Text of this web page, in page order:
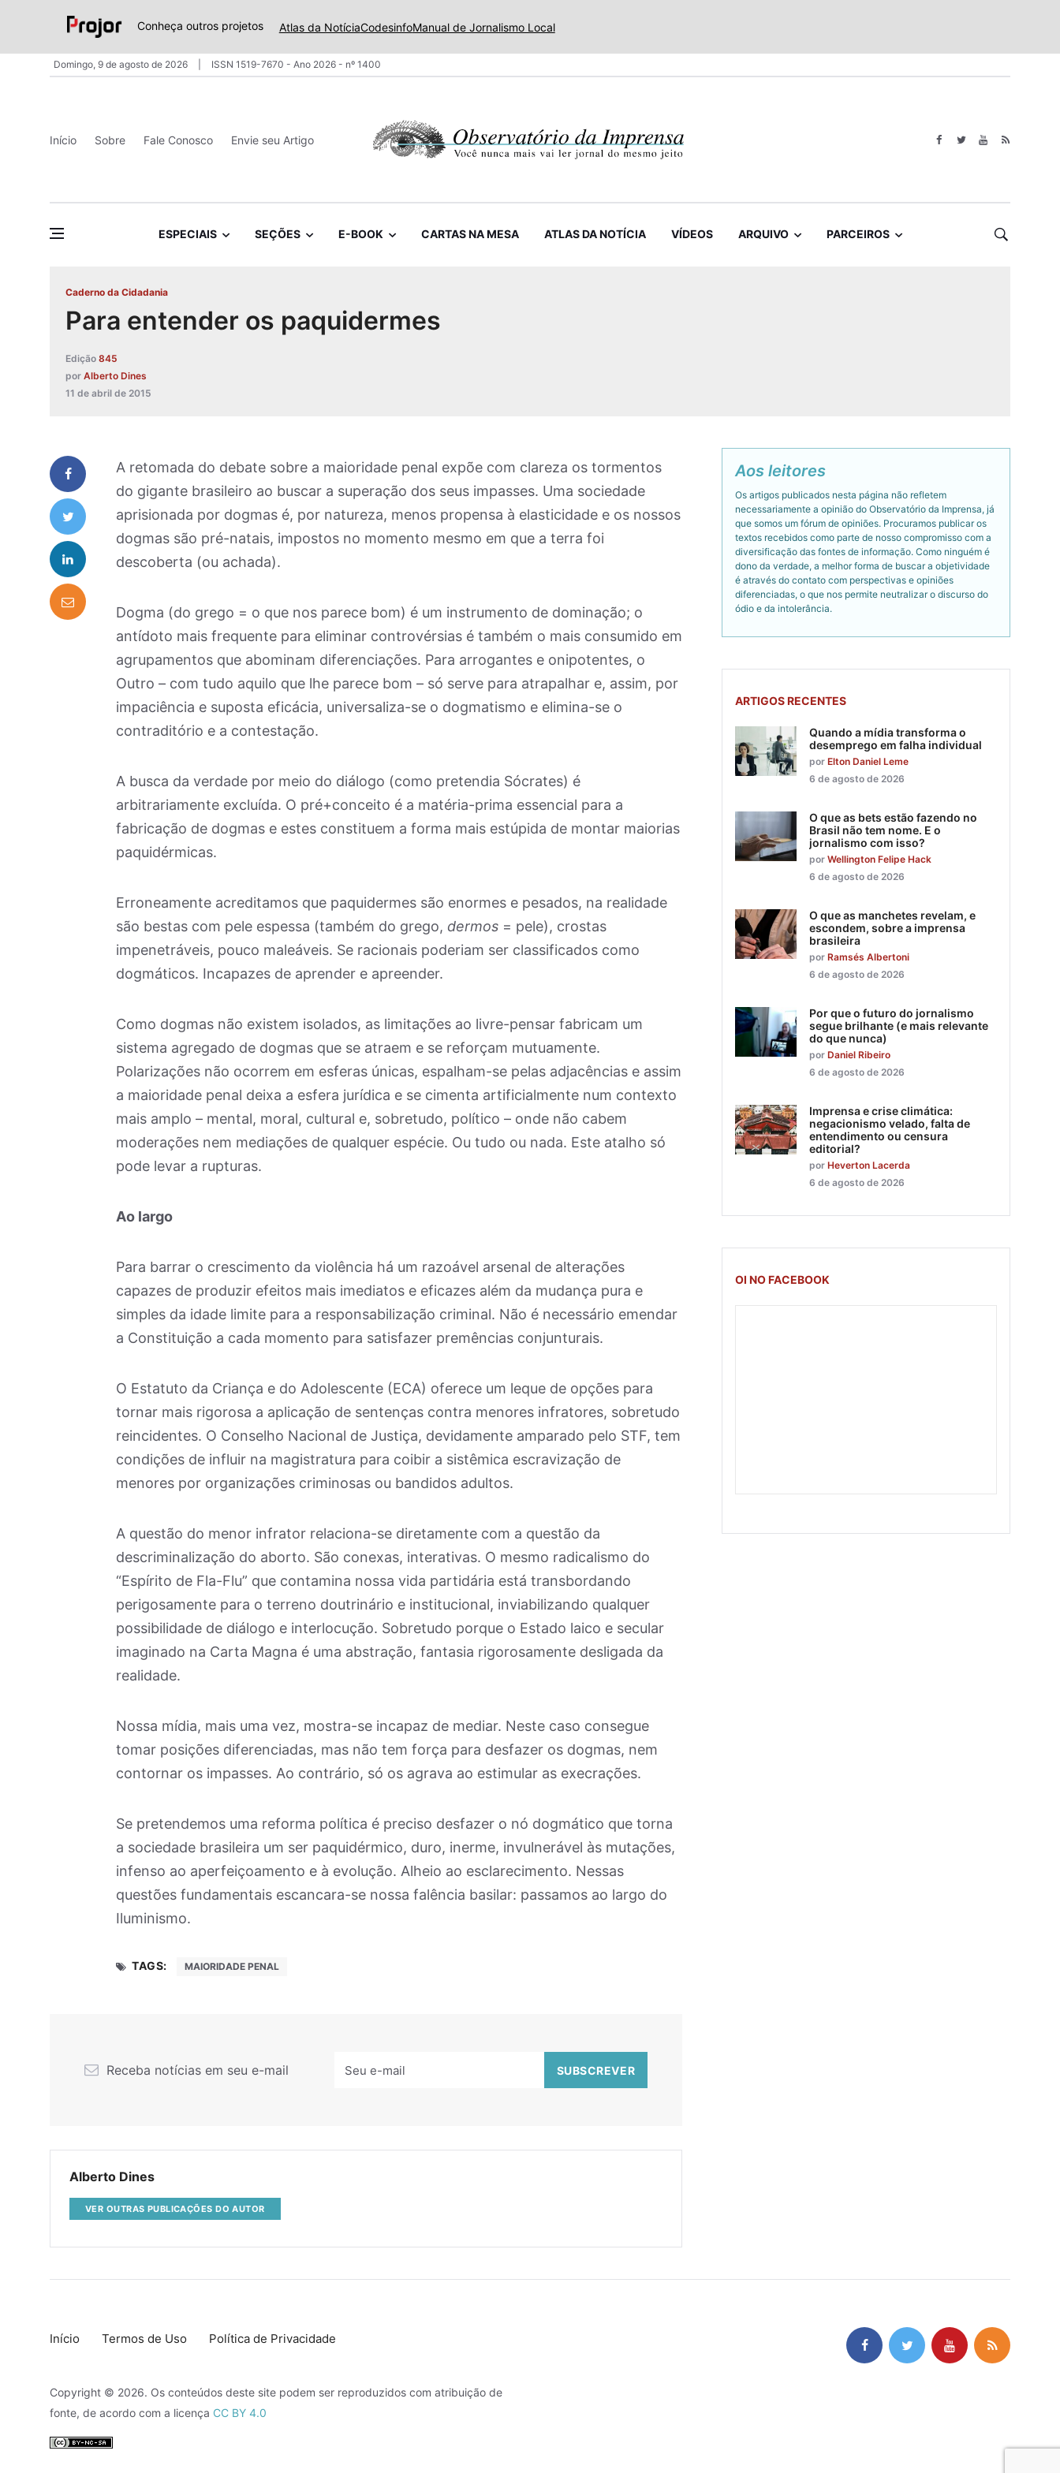
Conheça outros projetos Atlas da NotíciaCodesinfoManual de Jornalismo Local
Domingo, 9 de agosto de 2026 ISSN 1519-7670 - Ano 2026 - nº 1400
Início Sobre Fale Conosco Envie seu Artigo
ESPECIAIS SEÇÕES E-BOOK CARTAS NA MESA ATLAS DA NOTÍCIA VÍDEOS ARQUIVO PARCEIROS
Caderno da Cidadania
Para entender os paquidermes
Edição 845
por Alberto Dines
11 de abril de 2015
A retomada do debate sobre a maioridade penal expõe com clareza os tormentos
do gigante brasileiro ao buscar a superação dos seus impasses. Uma sociedade
aprisionada por dogmas é, por natureza, menos propensa à elasticidade e os nossos
dogmas são pré-natais, impostos no momento mesmo em que a terra foi
descoberta (ou achada).
Dogma (do grego = o que nos parece bom) é um instrumento de dominação; o
antídoto mais frequente para eliminar controvérsias é também o mais consumido em
agrupamentos que abominam diferenciações. Para arrogantes e onipotentes, o
Outro – com tudo aquilo que lhe parece bom – só serve para atrapalhar e, assim, por
impaciência e suposta eficácia, universaliza-se o dogmatismo e elimina-se o
contraditório e a contestação.
A busca da verdade por meio do diálogo (como pretendia Sócrates) é
arbitrariamente excluída. O pré+conceito é a matéria-prima essencial para a
fabricação de dogmas e estes constituem a forma mais estúpida de montar maiorias
paquidérmicas.
Erroneamente acreditamos que paquidermes são enormes e pesados, na realidade
são bestas com pele espessa (também do grego, dermos = pele), crostas
impenetráveis, pouco maleáveis. Se racionais poderiam ser classificados como
dogmáticos. Incapazes de aprender e apreender.
Como dogmas não existem isolados, as limitações ao livre-pensar fabricam um
sistema agregado de dogmas que se atraem e se reforçam mutuamente.
Polarizações não ocorrem em esferas únicas, espalham-se pelas adjacências e assim
a maioridade penal deixa a esfera jurídica e se cimenta artificialmente num contexto
mais amplo – mental, moral, cultural e, sobretudo, político – onde não cabem
moderações nem mediações de qualquer espécie. Ou tudo ou nada. Este atalho só
pode levar a rupturas.
Ao largo
Para barrar o crescimento da violência há um razoável arsenal de alterações
capazes de produzir efeitos mais imediatos e eficazes além da mudança pura e
simples da idade limite para a responsabilização criminal. Não é necessário emendar
a Constituição a cada momento para satisfazer premências conjunturais.
O Estatuto da Criança e do Adolescente (ECA) oferece um leque de opções para
tornar mais rigorosa a aplicação de sentenças contra menores infratores, sobretudo
reincidentes. O Conselho Nacional de Justiça, devidamente amparado pelo STF, tem
condições de influir na magistratura para coibir a sistêmica escravização de
menores por organizações criminosas ou bandidos adultos.
A questão do menor infrator relaciona-se diretamente com a questão da
descriminalização do aborto. São conexas, interativas. O mesmo radicalismo do
“Espírito de Fla-Flu” que contamina nossa vida partidária está transbordando
perigosamente para o terreno doutrinário e institucional, inviabilizando qualquer
possibilidade de diálogo e interlocução. Sobretudo porque o Estado laico e secular
imaginado na Carta Magna é uma abstração, fantasia rigorosamente desligada da
realidade.
Nossa mídia, mais uma vez, mostra-se incapaz de mediar. Neste caso consegue
tomar posições diferenciadas, mas não tem força para desfazer os dogmas, nem
contornar os impasses. Ao contrário, só os agrava ao estimular as execrações.
Se pretendemos uma reforma política é preciso desfazer o nó dogmático que torna
a sociedade brasileira um ser paquidérmico, duro, inerme, invulnerável às mutações,
infenso ao aperfeiçoamento e à evolução. Alheio ao esclarecimento. Nessas
questões fundamentais escancara-se nossa falência basilar: passamos ao largo do
Iluminismo.
TAGS: MAIORIDADE PENAL
Receba notícias em seu e-mail
Alberto Dines
VER OUTRAS PUBLICAÇÕES DO AUTOR
Aos leitores
Os artigos publicados nesta página não refletem
necessariamente a opinião do Observatório da Imprensa, já
que somos um fórum de opiniões. Procuramos publicar os
textos recebidos como parte de nosso compromisso com a
diversificação das fontes de informação. Como ninguém é
dono da verdade, a melhor forma de buscar a objetividade
é através do contato com perspectivas e opiniões
diferenciadas, o que nos permite neutralizar o discurso do
ódio e da intolerância.
ARTIGOS RECENTES
Quando a mídia transforma o
desemprego em falha individual
por Elton Daniel Leme
6 de agosto de 2026
O que as bets estão fazendo no
Brasil não tem nome. E o
jornalismo com isso?
por Wellington Felipe Hack
6 de agosto de 2026
O que as manchetes revelam, e
escondem, sobre a imprensa
brasileira
por Ramsés Albertoni
6 de agosto de 2026
Por que o futuro do jornalismo
segue brilhante (e mais relevante
do que nunca)
por Daniel Ribeiro
6 de agosto de 2026
Imprensa e crise climática:
negacionismo velado, falta de
entendimento ou censura
editorial?
por Heverton Lacerda
6 de agosto de 2026
OI NO FACEBOOK
Início Termos de Uso Política de Privacidade
Copyright © 2026. Os conteúdos deste site podem ser reproduzidos com atribuição de
fonte, de acordo com a licença CC BY 4.0